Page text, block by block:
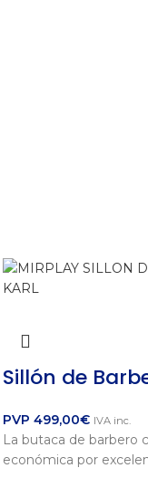
Sillón de
PVP 499,00€ IVA inc.
La butaca de barbero
económica por